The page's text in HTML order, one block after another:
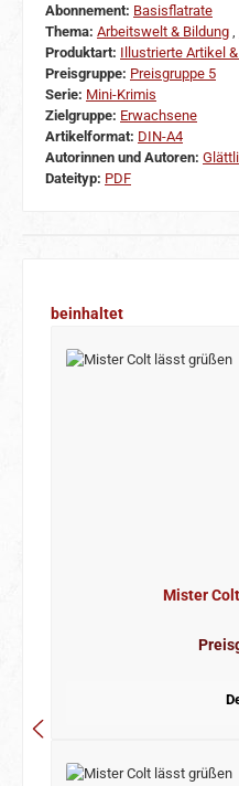
Abonnement: Basisflatrate
Thema: Arbeitswelt & Bildung ,
Produktart: Illustrierte Artikel
Preisgruppe: Preisgruppe 5
Serie: Mini-Krimis
Zielgruppe: Erwachsene
Artikelformat: DIN-A4
Autorinnen und Autoren: Glättli
Dateityp: PDF
Produktgalerie überspringen
beinhaltet
Mister